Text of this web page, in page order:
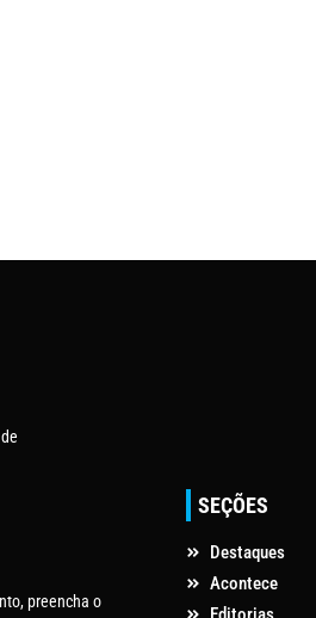
preencha o
SEÇÕES
Destaques
Acontece